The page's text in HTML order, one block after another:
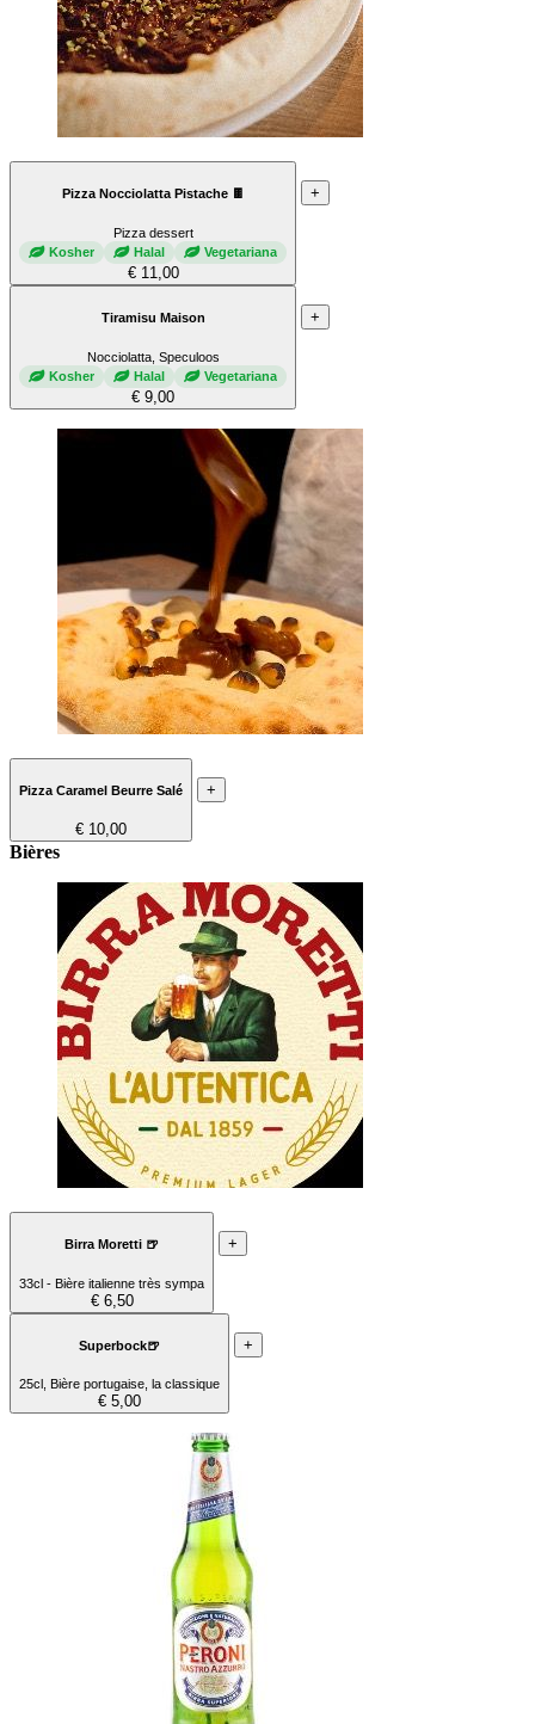
Pizza Nocciolatta Pistache 🍫
Pizza dessert
Kosher
Halal Vegetariana
€ 11,00
+
Tiramisu Maison
Nocciolatta, Speculoos
Kosher
Halal Vegetariana
€ 9,00
+
Pizza Caramel Beurre Salé
€ 10,00
+
Bières
Birra Moretti 🍺
33cl - Bière italienne très sympa
€ 6,50
+
Superbock🍺
25cl, Bière portugaise, la classique
€ 5,00
+